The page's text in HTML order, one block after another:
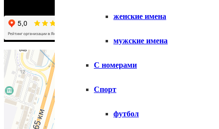
женские имена
мужские имена
С номерами
Спорт
футбол